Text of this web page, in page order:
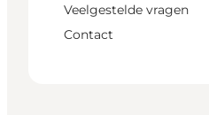
Veelgestelde vragen
Contact